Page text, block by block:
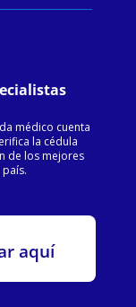
médico cuenta
la cédula
de los mejores
aquí